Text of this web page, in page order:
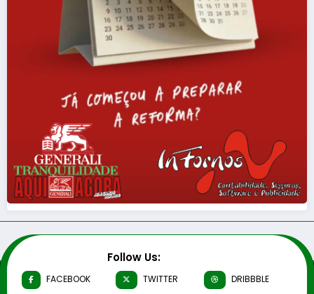
Follow Us:
FACEBOOK TWITTER
DRIBBBLE